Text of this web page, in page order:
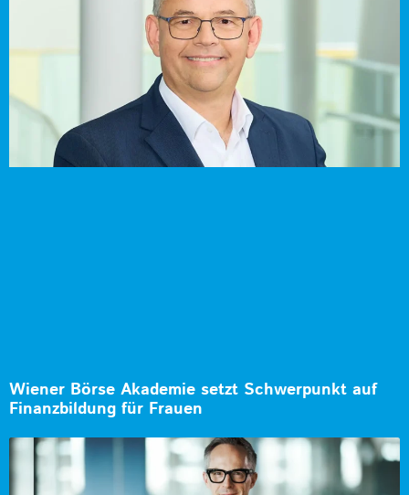
Wiener Börse Akademie setzt Schwerpunkt auf
Finanzbildung für Frauen